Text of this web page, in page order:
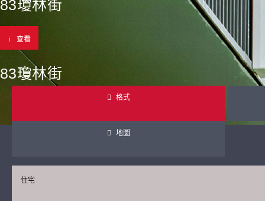
83瓊林街
查看
83瓊林街
格式
地圖
住宅